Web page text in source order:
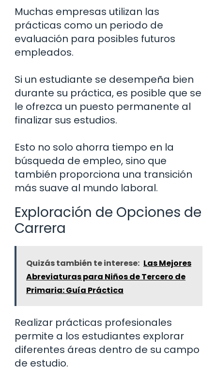
Muchas empresas utilizan las
prácticas como un periodo de
evaluación para posibles futuros
empleados.
Si un estudiante se desempeña bien
durante su práctica, es posible que se
le ofrezca un puesto permanente al
finalizar sus estudios.
Esto no solo ahorra tiempo en la
búsqueda de empleo, sino que
también proporciona una transición
más suave al mundo laboral.
Exploración de Opciones de
Carrera
Quizás también te interese: Las Mejores
Abreviaturas para Niños de Tercero de
Primaria: Guía Práctica
Realizar prácticas profesionales
permite a los estudiantes explorar
diferentes áreas dentro de su campo
de estudio.